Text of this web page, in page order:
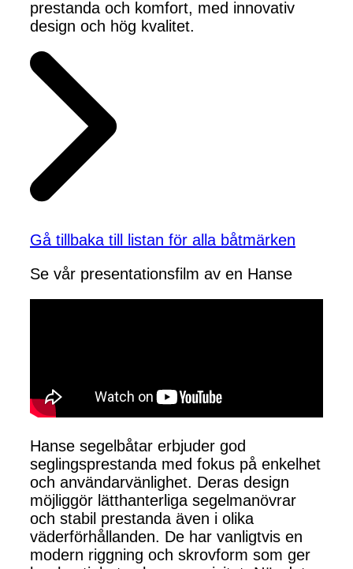
prestanda och komfort, med innovativ
design och hög kvalitet.
Gå tillbaka till listan för alla båtmärken
Se vår presentationsfilm av en Hanse
Hanse segelbåtar erbjuder god
seglingsprestanda med fokus på enkelhet
och användarvänlighet. Deras design
möjliggör lätthanterliga segelmanövrar
och stabil prestanda även i olika
väderförhållanden. De har vanligtvis en
modern riggning och skrovform som ger